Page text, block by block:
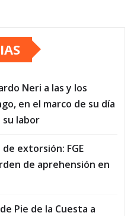
Neri a las y los
en el marco de su día
labor
extorsión: FGE
de aprehensión en
Pie de la Cuesta a